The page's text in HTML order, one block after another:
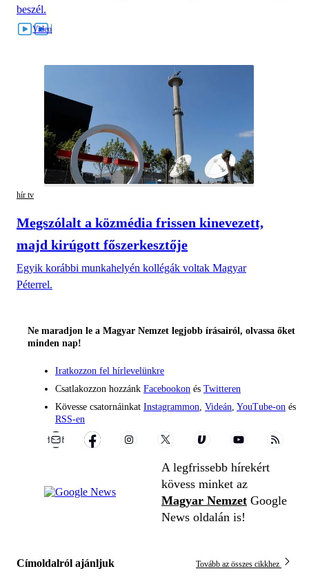
beszél.
hír tv
Megszólalt a közmédia frissen kinevezett,
majd kirúgott főszerkesztője
Egyik korábbi munkahelyén kollégák voltak Magyar
Péterrel.
Ne maradjon le a Magyar Nemzet legjobb írásairól, olvassa őket
minden nap!
Iratkozzon fel hírlevelünkre
Csatlakozzon hozzánk Facebookon és Twitteren
Kövesse csatornáinkat Instagrammon, Videán, YouTube-on és
RSS-en
A legfrissebb hírekért
kövess minket az
Magyar Nemzet Google
News oldalán is!
Címoldalról ajánljuk Tovább az összes cikkhez